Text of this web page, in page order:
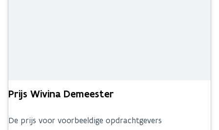
Prijs Wivina Demeester
De prijs voor voorbeeldige opdrachtgevers